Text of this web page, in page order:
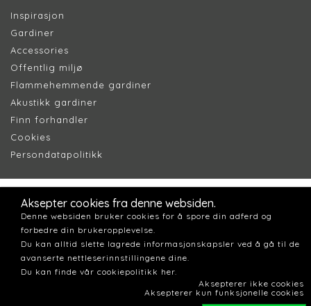
Inspirasjon
Gardiner
Accessories
Offentlig miljø
Flammehemmende gardiner
Akustikk gardiner
Finn forhandler
Cookies
Persondatapolitikk
Aksepter cookies fra denne websiden.
Denne websiden bruker cookies for å spore din adferd og
forbedre din brukeropplevelse.
Du kan alltid slette lagrede informasjonskapsler ved å gå til de
avanserte nettleserinnstillingene dine.
Du kan finde vår cookiepolitikk her.
Aksepterer ikke cookies
Aksepterer kun funksjonelle cookies